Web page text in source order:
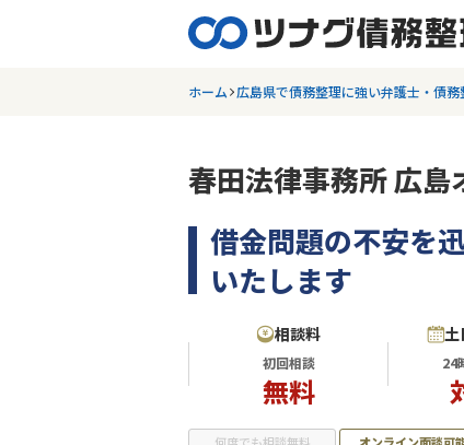
ホーム 広島県で債務整理に強い弁護士・債務
春田法律事務所 広島
借金問題の不安を
いたします
相談料
初回相談
無料
土
24